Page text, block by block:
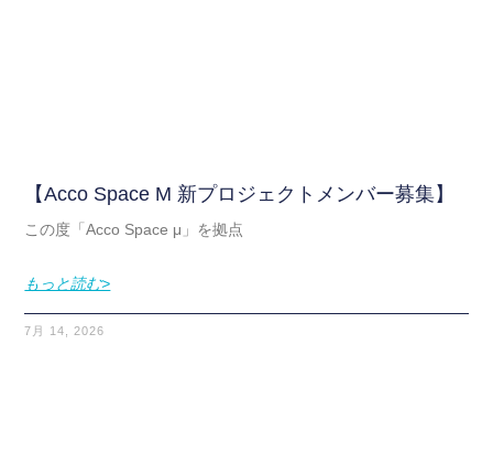
【Acco Space Μ 新プロジェクトメンバー募集】
この度「Acco Space μ」を拠点
もっと読む>
7月 14, 2026